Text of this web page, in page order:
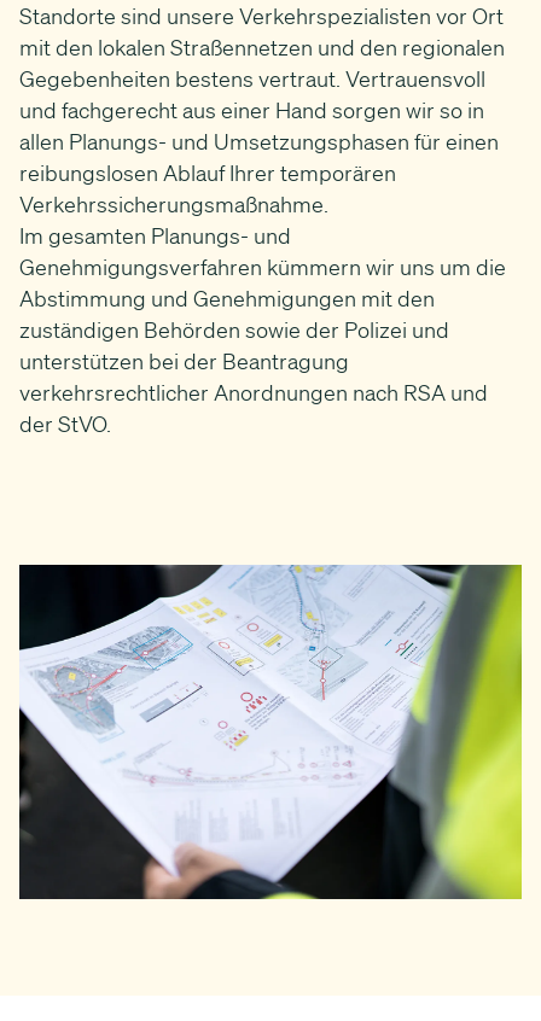
Standorte sind unsere Verkehrspezialisten vor Ort
mit den lokalen Straßennetzen und den regionalen
Gegebenheiten bestens vertraut. Vertrauensvoll
und fachgerecht aus einer Hand sorgen wir so in
allen Planungs- und Umsetzungsphasen für einen
reibungslosen Ablauf Ihrer temporären
Verkehrssicherungsmaßnahme.
Im gesamten Planungs- und
Genehmigungsverfahren kümmern wir uns um die
Abstimmung und Genehmigungen mit den
zuständigen Behörden sowie der Polizei und
unterstützen bei der Beantragung
verkehrsrechtlicher Anordnungen nach RSA und
der StVO.